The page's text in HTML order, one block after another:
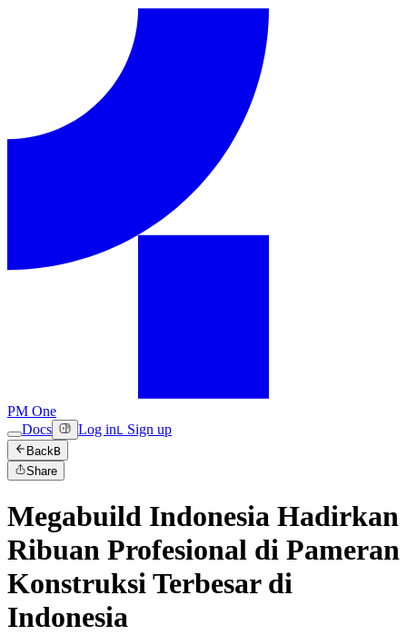
PM One
Docs
Log inL Sign up
BackB
Share
Megabuild Indonesia Hadirkan
Ribuan Profesional di Pameran
Konstruksi Terbesar di
Indonesia